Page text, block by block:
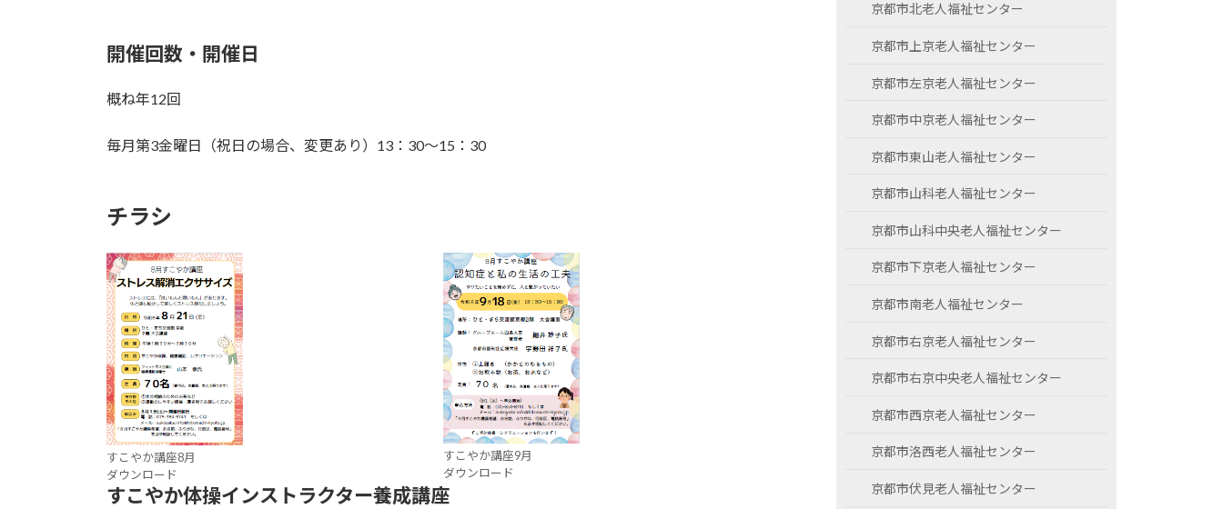
開催回数・開催日
概ね年12回
毎月第3金曜日（祝日の場合、変更あり）13：30～15：30
チラシ
すこやか講座8月
ダウンロード
すこやか講座9月
ダウンロード
すこやか体操インストラクター養成講座
京都市北老人福祉センター
京都市上京老人福祉センター
京都市左京老人福祉センター
京都市中京老人福祉センター
京都市東山老人福祉センター
京都市山科老人福祉センター
京都市山科中央老人福祉センター
京都市下京老人福祉センター
京都市南老人福祉センター
京都市右京老人福祉センター
京都市右京中央老人福祉センター
京都市西京老人福祉センター
京都市洛西老人福祉センター
京都市伏見老人福祉センター